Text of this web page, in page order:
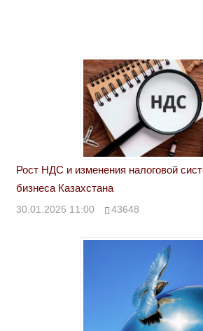
Рост НДС и изменения налоговой
бизнеса Казахстана
30.01.2025 11:00 43648